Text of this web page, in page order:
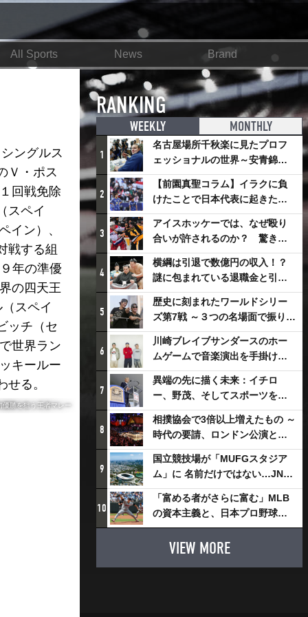
All Sports News Brand
ングルス
Ｖ・ポス
回戦免除
スペイ
イン）、
戦する組
年の準優
の四天王
スペイ
ッチ（セ
世界ラン
キールー
る。
優勝を狙う王者マレー
RANKING
WEEKLY MONTHLY
1
名古屋場所千秋楽に見たプロフ
ェッショナルの世界～安青錦の
優勝を巡るさまざまなドラマ
2
【前園真聖コラム】イラクに負
けたことで日本代表に起きたプ
ラスとは
3
アイスホッケーでは、なぜ殴り
合いが許されるのか？ 驚きの
「ファイティング」ルールにつ
いて
4
横綱は引退で数億円の収入！？
謎に包まれている退職金と引退
相撲興行
5
歴史に刻まれたワールドシリー
ズ第7戦 ～３つの名場面で振り返
る～
6
川崎ブレイブサンダースのホー
ムゲームで音楽演出を手掛ける
スチャダラパーが川崎新！アリ
ーナシティ・プロジェクトを語
る 「楽しみでしかないでしょ。
川崎は、ずっと成長曲線だか
ら」
7
異端の先に描く未来：イチロ
ー、野茂、そしてスポーツを支
える科学界の挑戦
8
相撲協会で3倍以上増えたもの ～
時代の要請、ロンドン公演と古
式大相撲
9
国立競技場が「MUFGスタジア
ム」に 名前だけではない…JNSE
とMUFGが“共創”し描く地域活
性化・社会価値創造の近未来図
とは
10
「富める者がさらに富む」MLB
の資本主義と、日本プロ野球が
踏み出せない一歩
VIEW MORE